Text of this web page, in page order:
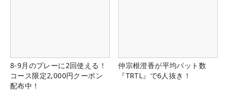
8-9月のプレーに2回使える！
コース限定2,000円クーポン
配布中！
仲宗根澄香が平均パット数
『TRTL』で6人抜き！